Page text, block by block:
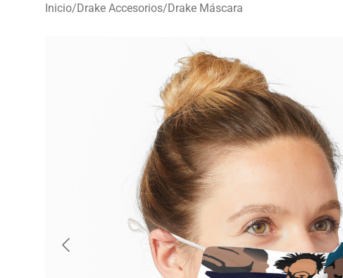
Inicio/Drake Accesorios/Drake Máscara